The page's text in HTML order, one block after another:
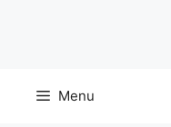
Menu